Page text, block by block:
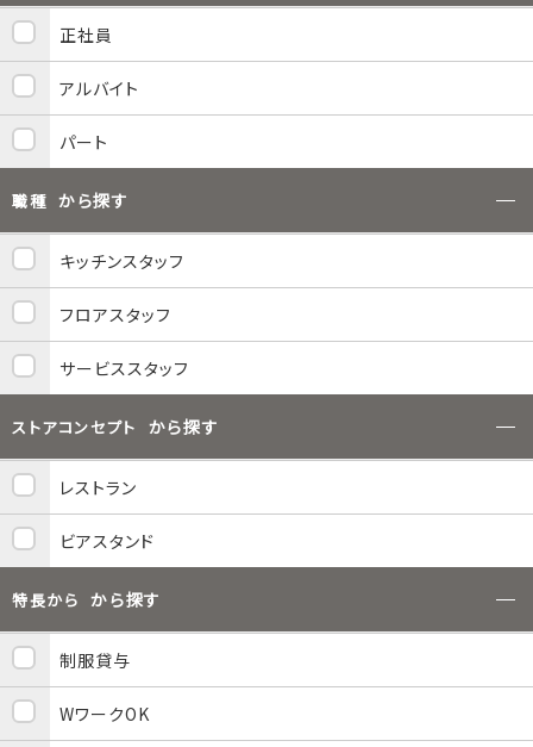
正社員
アルバイト
パート
職種 から探す
キッチンスタッフ
フロアスタッフ
サービススタッフ
ストアコンセプト から探す
レストラン
ビアスタンド
特長から から探す
制服貸与
WワークOK